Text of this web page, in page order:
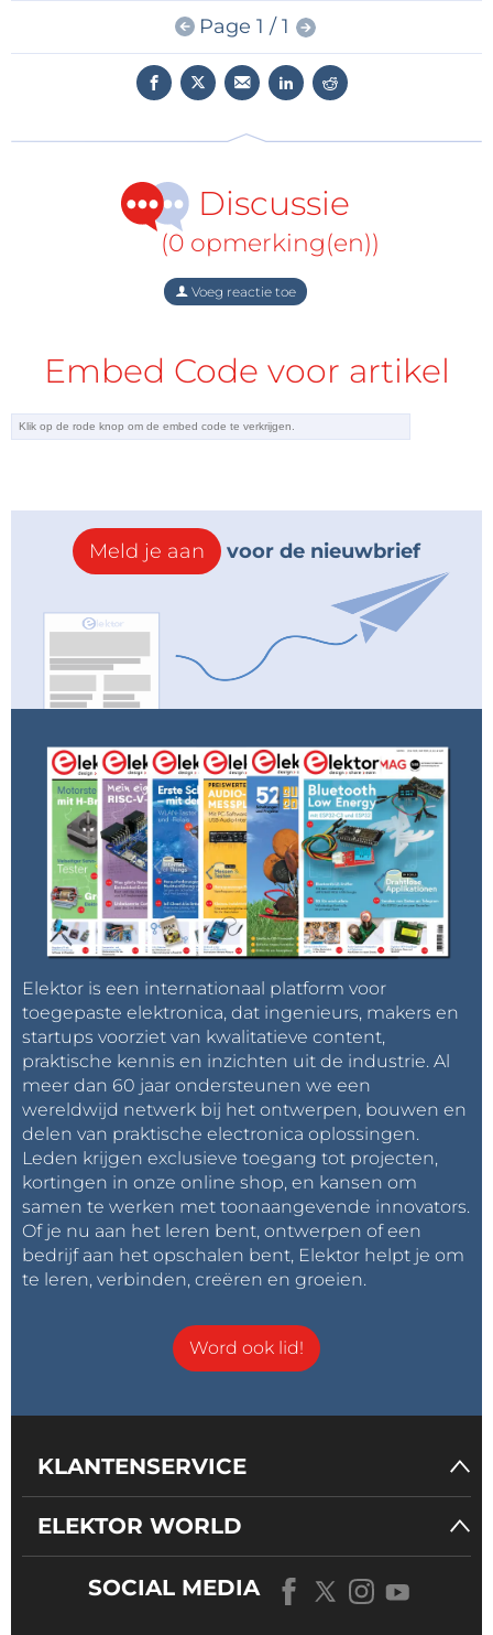
Page 1 / 1
Discussie
(0 opmerking(en))
Voeg reactie toe
Embed Code voor artikel
Meld je aan voor de nieuwbrief
Elektor is een internationaal platform voor
toegepaste elektronica, dat ingenieurs, makers en
startups voorziet van kwalitatieve content,
praktische kennis en inzichten uit de industrie. Al
meer dan 60 jaar ondersteunen we een
wereldwijd netwerk bij het ontwerpen, bouwen en
delen van praktische electronica oplossingen.
Leden krijgen exclusieve toegang tot projecten,
kortingen in onze online shop, en kansen om
samen te werken met toonaangevende innovators.
Of je nu aan het leren bent, ontwerpen of een
bedrijf aan het opschalen bent, Elektor helpt je om
te leren, verbinden, creëren en groeien.
Word ook lid!
KLANTENSERVICE
ELEKTOR WORLD
SOCIAL MEDIA